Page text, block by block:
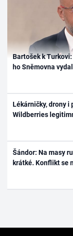
Bartošek k
ho Sněmovna
Lékárničky, drony
Wildberries
Šándor: Na masy
krátké. Konflikt se